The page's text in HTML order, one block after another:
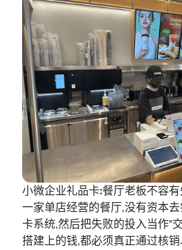
小微企业礼品卡:餐厅老板不容
一家单店经营的餐厅,没有资本
卡系统,然后把失败的投入当作"
搭建上的钱,都必须真正通过核